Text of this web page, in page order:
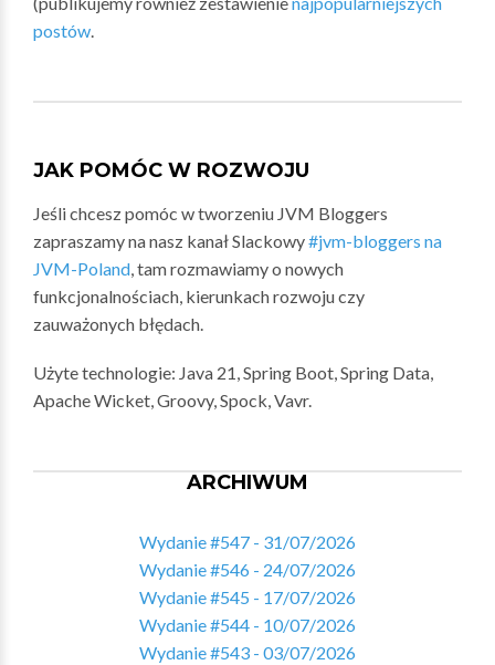
postów.
JAK POMÓC W ROZWOJU
Jeśli chcesz pomóc w tworzeniu JVM Bloggers
zapraszamy na nasz kanał Slackowy#jvm-bloggers na
JVM-Poland, tam rozmawiamy o nowych
funkcjonalnościach, kierunkach rozwoju czy
zauważonych błędach.
Użyte technologie: Java 21, Spring Boot, Spring Data,
Apache Wicket, Groovy, Spock, Vavr.
ARCHIWUM
Wydanie #547 - 31/07/2026
Wydanie #546 - 24/07/2026
Wydanie #545 - 17/07/2026
Wydanie #544 - 10/07/2026
Wydanie #543 - 03/07/2026